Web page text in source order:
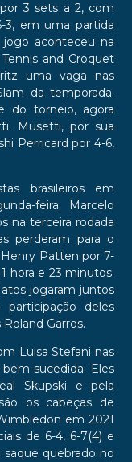
3 sets a 2, com
3, em uma partida
aconteceu na
and Croquet
uma vaga nas
da temporada.
do torneio, agora
Musetti, por sua
Perricard por 4-6,
brasileiros em
feira. Marcelo
na terceira rodada
perderam para o
Patten por 7-
hora e 23 minutos.
jogaram juntos
deles
Garros.
Luisa Stefani nas
sucedida. Eles
Skupski e pela
os cabeças de
em 2021
de 6-4, 6-7(4) e
quebrado no